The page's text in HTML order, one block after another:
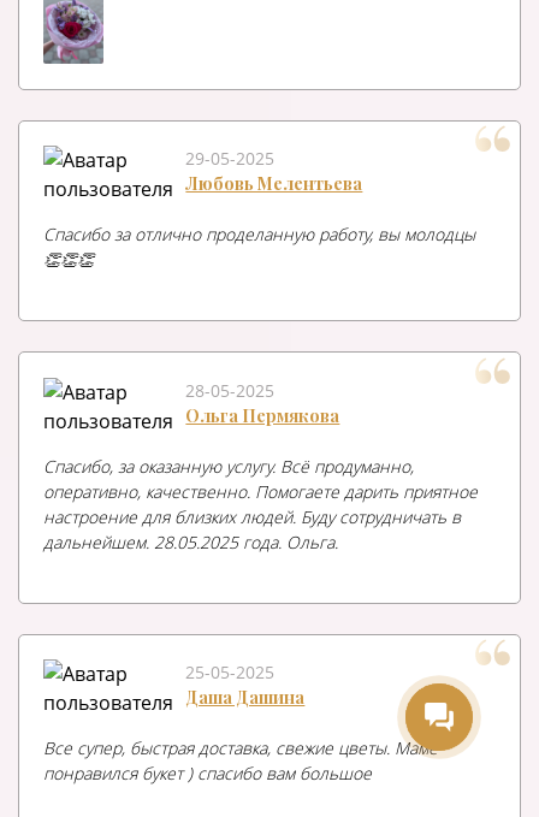
МиАмор
Здравствуйте! Готова помочь
мне, если у вас появятся
29-05-2025
Любовь Мелентьева
Спасибо за отлично проделанную работу, вы молодцы
👏👏👏
28-05-2025
Ольга Пермякова
Спасибо, за оказанную услугу. Всё продуманно,
оперативно, качественно. Помогаете дарить приятное
настроение для близких людей. Буду сотрудничать в
дальнейшем. 28.05.2025 года. Ольга.
25-05-2025
Даша Дашина
Все супер, быстрая доставка, свежие цветы. Маме
понравился букет ) спасибо вам большое